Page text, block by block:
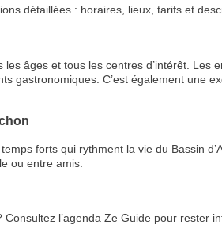
détaillées : horaires, lieux, tarifs et
les âges et tous les centres d’intérêt.
gastronomiques. C’est également une
forts qui rythment la vie du Bassin
ou entre amis.
l’agenda Ze Guide pour